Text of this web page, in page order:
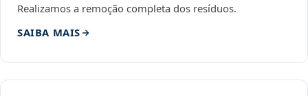
Realizamos a remoção completa dos resíduos.
SAIBA MAIS